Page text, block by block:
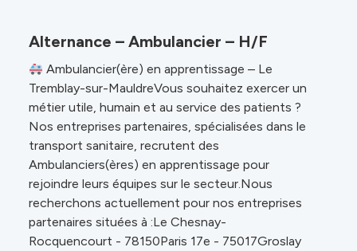
Alternance – Ambulancier – H/F
Ambulancier(ère) en apprentissage – Le
Tremblay-sur-MauldreVous souhaitez exercer un
métier utile, humain et au service des patients ?
Nos entreprises partenaires, spécialisées dans le
transport sanitaire, recrutent des
Ambulanciers(ères) en apprentissage pour
rejoindre leurs équipes sur le secteur.Nous
recherchons actuellement pour nos entreprises
partenaires situées à :Le Chesnay-
Rocquencourt - 78150Paris 17e - 75017Groslay